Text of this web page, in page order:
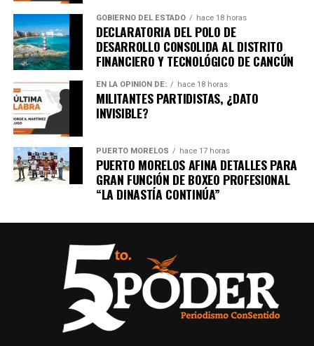
GOBIERNO DEL ESTADO hace 18 horas
DECLARATORIA DEL POLO DE
DESARROLLO CONSOLIDA AL DISTRITO
FINANCIERO Y TECNOLÓGICO DE CANCÚN
EN LA OPINIÓN DE: hace 18 horas
MILITANTES PARTIDISTAS, ¿DATO
INVISIBLE?
PUERTO MORELOS hace 17 horas
PUERTO MORELOS AFINA DETALLES PARA
GRAN FUNCIÓN DE BOXEO PROFESIONAL
“LA DINASTÍA CONTINÚA”